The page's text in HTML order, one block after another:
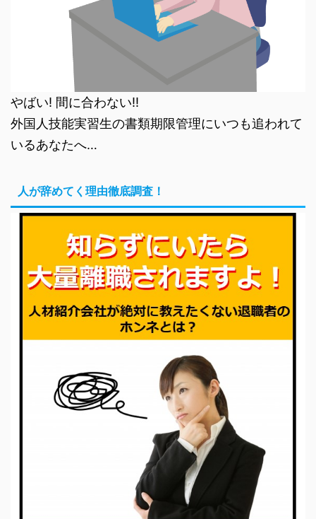
やばい! 間に合わない!!
外国人技能実習生の書類期限管理にいつも追われて
いるあなたへ…
人が辞めてく理由徹底調査！